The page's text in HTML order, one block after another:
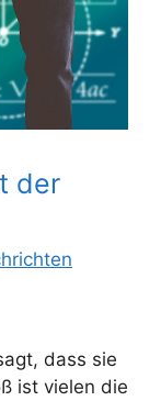
der
dass sie
ist vielen die